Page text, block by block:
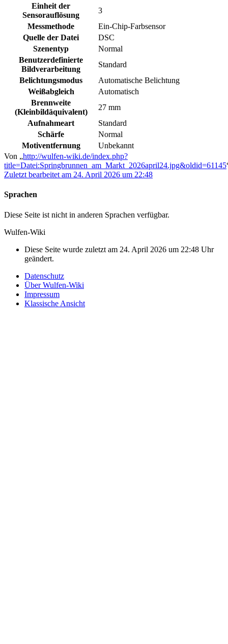
Einheit der
Sensorauflösung
3
Messmethode
Ein-Chip-Farbsensor
Quelle der Datei
DSC
Szenentyp
Normal
Benutzerdefinierte
Bildverarbeitung
Standard
Belichtungsmodus
Automatische Belichtung
Weißabgleich
Automatisch
Brennweite
(Kleinbildäquivalent)
27 mm
Aufnahmeart
Standard
Schärfe
Normal
Motiventfernung
Unbekannt
Von „http://wulfen-wiki.de/index.php?
title=Datei:Springbrunnen_am_Markt_2026april24.jpg&oldid=61145
Zuletzt bearbeitet am 24. April 2026 um 22:48
Sprachen
Diese Seite ist nicht in anderen Sprachen verfügbar.
Wulfen-Wiki
Diese Seite wurde zuletzt am 24. April 2026 um 22:48 Uhr
geändert.
Datenschutz
Über Wulfen-Wiki
Impressum
Klassische Ansicht